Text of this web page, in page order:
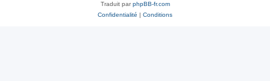
Traduit parphpBB-fr.com
Confidentialité | Conditions